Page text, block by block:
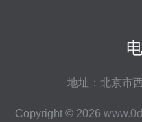
地址：北京市
Copyright © 2026